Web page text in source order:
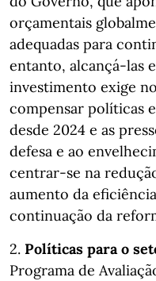
orçamentais
adequadas para
entanto, alcançá-las
investimento exige
compensar políticas
desde 2024 e as
defesa e ao
centrar-se na
aumento da
continuação da
2. Políticas para o
Programa de